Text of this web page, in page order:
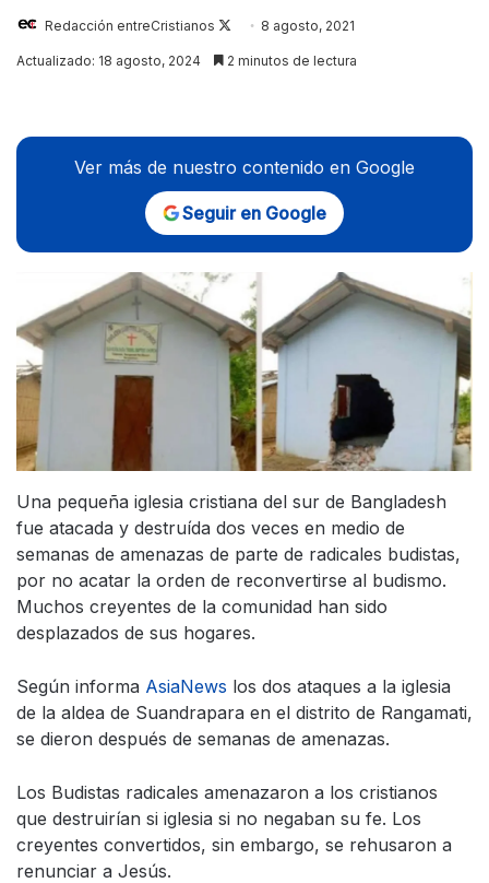
Redacción entreCristianos
Follow8 agosto, 2021
Actualizado: 18 agosto, 2024 2 minutos de lectura
Ver más de nuestro contenido en Google
Seguir en Google
Una pequeña iglesia cristiana del sur de Bangladesh
fue atacada y destruída dos veces en medio de
semanas de amenazas de parte de radicales budistas,
por no acatar la orden de reconvertirse al budismo.
Muchos creyentes de la comunidad han sido
desplazados de sus hogares.
Según informa AsiaNews los dos ataques a la iglesia
de la aldea de Suandrapara en el distrito de Rangamati,
se dieron después de semanas de amenazas.
Los Budistas radicales amenazaron a los cristianos
que destruirían si iglesia si no negaban su fe. Los
creyentes convertidos, sin embargo, se rehusaron a
renunciar a Jesús.